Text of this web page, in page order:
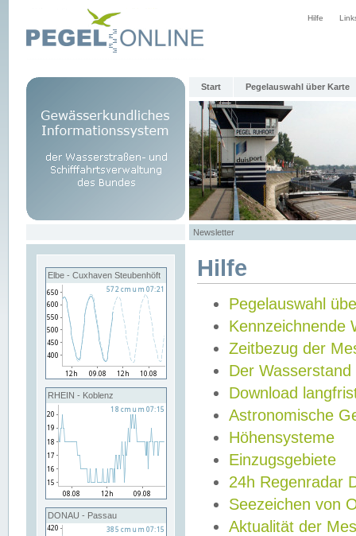
Hilfe
Start Pegelauswahl über Karte
Newsletter
Elbe - Cuxhaven Steubenhöft
RHEIN - Koblenz
DONAU - Passau
Hilfe
Pegelauswahl
Kennzeichnende
Zeitbezug der
Der Wasserstand
Download
Astronomische
Höhensysteme
Einzugsgebiete
24h Regenradar
Seezeichen von
Aktualität der